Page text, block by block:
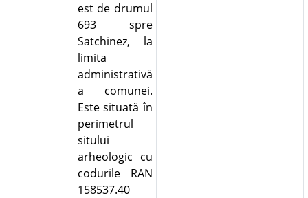
est de drumul
693 spre
Satchinez, la
limita
administrativă
a comunei.
Este situată în
perimetrul
sitului
arheologic cu
codurile RAN
158537.40